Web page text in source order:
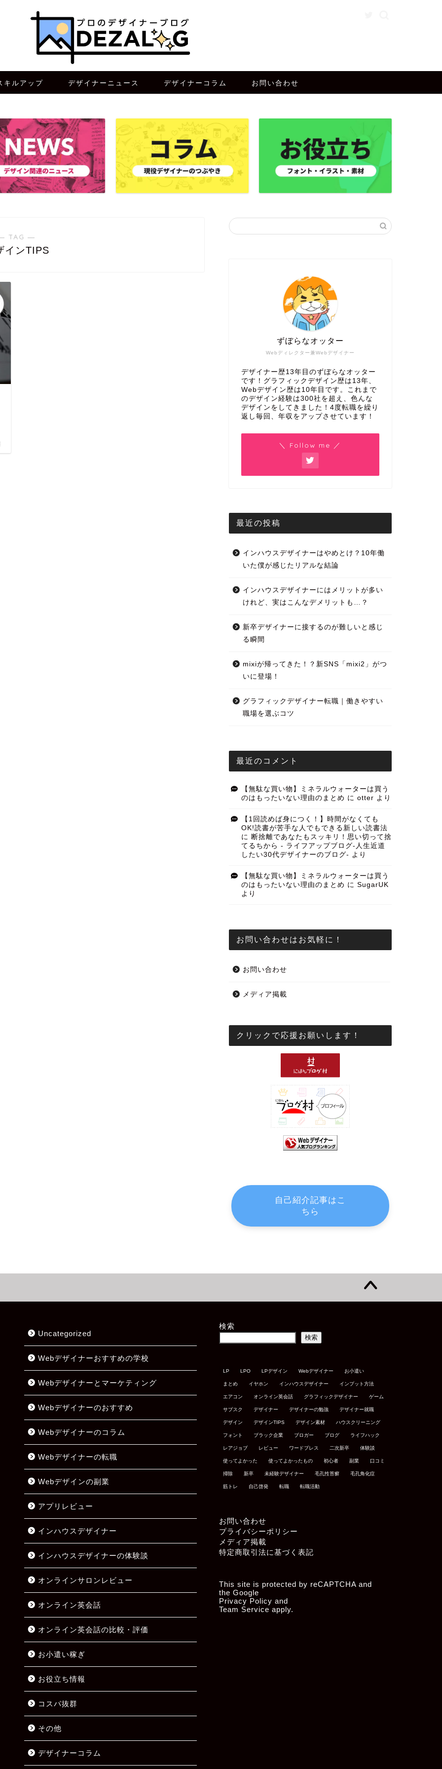
キルアップ デザイナーニュース デザイナーコラム お問い合わせ
TAG ―
インTIPS
Webディレクター兼Webデザイナー
ずぼらなオッター
デザイナー歴13年目のずぼらなオッター
です！グラフィックデザイン歴は13年、
Webデザイン歴は10年目です。これまで
のデザイン経験は300社を超え、色んな
デザインをしてきました！4度転職を繰り
返し毎回、年収をアップさせています！
＼ Follow me ／
最近の投稿
インハウスデザイナーはやめとけ？10年働
いた僕が感じたリアルな結論
インハウスデザイナーにはメリットが多い
けれど、実はこんなデメリットも…？
新卒デザイナーに接するのが難しいと感じ
る瞬間
mixiが帰ってきた！？新SNS「mixi2」がつ
いに登場！
グラフィックデザイナー転職｜働きやすい
職場を選ぶコツ
最近のコメント
【無駄な買い物】ミネラルウォーターは買う
のはもったいない理由のまとめ に otter より
【1回読めば身につく！】時間がなくても
OK!読書が苦手な人でもできる新しい読書法
に 断捨離であなたもスッキリ！思い切って捨
てるちから - ライフアップブログ-人生近道
したい30代デザイナーのブログ- より
【無駄な買い物】ミネラルウォーターは買う
のはもったいない理由のまとめ に SugarUK
より
お問い合わせはお気軽に！
お問い合わせ
メディア掲載
クリックで応援お願いします！
自己紹介記事はこ
ちら
Uncategorized
Webデザイナーおすすめの学校
Webデザイナーとマーケティング
Webデザイナーのおすすめ
Webデザイナーのコラム
Webデザイナーの転職
Webデザインの副業
アプリレビュー
インハウスデザイナー
インハウスデザイナーの体験談
オンラインサロンレビュー
オンライン英会話
オンライン英会話の比較・評価
お小遣い稼ぎ
お役立ち情報
コスパ抜群
その他
デザイナーコラム
検索
検索
LP LPO LPデザイン Webデザイナー お小遣い
まとめ イヤホン インハウスデザイナー インプット方法
エアコン オンライン英会話 グラフィックデザイナー ゲーム
サブスク デザイナー デザイナーの勉強 デザイナー就職
デザイン デザインTIPS デザイン素材 ハウスクリーニング
フォント ブラック企業 ブロガー ブログ ライフハック
レアジョブ レビュー ワードプレス 二次新卒 体験談
使ってよかった 使ってよかったもの 初心者 副業 口コミ
掃除 新卒 未経験デザイナー 毛孔性苔癬 毛孔角化症
筋トレ 自己啓発 転職 転職活動
お問い合わせ
プライバシーポリシー
メディア掲載
特定商取引法に基づく表記
This site is protected by reCAPTCHA and
the Google
Privacy Policy and
Team Service apply.